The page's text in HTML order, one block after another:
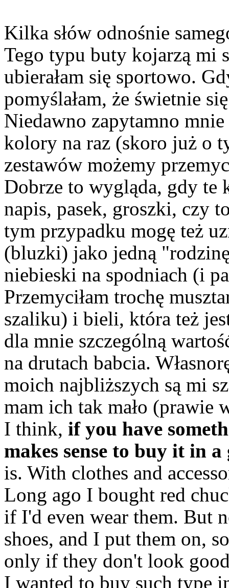
Kilka słów odnośnie
Tego typu buty kojarzą mi
ubierałam się sportowo.
pomyślałam, że świetnie
Niedawno zapytamno
kolory na raz (skoro już o
zestawów możemy
Dobrze to wygląda, gdy te
napis, pasek, groszki, czy
tym przypadku mogę też
(bluzki) jako jedną
niebieski na spodniach (i
Przemyciłam trochę
szaliku) i bieli, która też
dla mnie szczególną
na drutach babcia.
moich najbliższych są mi
mam ich tak mało (prawie
I think, if you have
makes sense to buy it in
is. With clothes and
Long ago I bought red
if I'd even wear them. But
shoes, and I put them on,
only if they don't look
I wanted to buy such type